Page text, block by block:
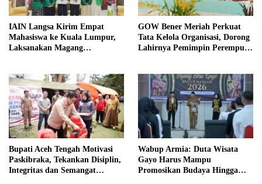
IAIN Langsa Kirim Empat
Mahasiswa ke Kuala Lumpur,
Laksanakan Magang
GOW Bener Meriah Perkuat
Tata Kelola Organisasi, Dorong
Lahirnya Pemimpin Perempuan
Bupati Aceh Tengah Motivasi
Paskibraka, Tekankan Disiplin,
Integritas dan Semangat
Wabup Armia: Duta Wisata
Gayo Harus Mampu
Promosikan Budaya Hingga